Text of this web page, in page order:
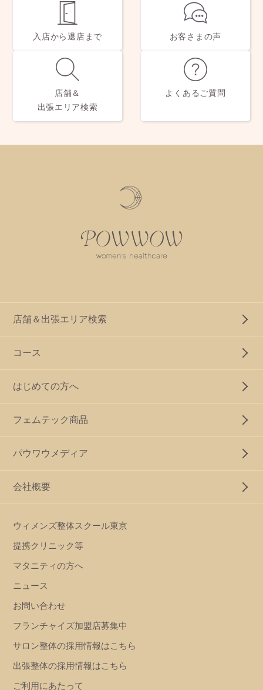
入店から退店まで お客さまの声
店舗＆
出張エリア検索
よくあるご質問
店舗＆出張エリア検索
コース
はじめての方へ
フェムテック商品
パウワウメディア
会社概要
ウィメンズ整体スクール東京
提携クリニック等
マタニティの方へ
ニュース
お問い合わせ
フランチャイズ加盟店募集中
サロン整体の採用情報はこちら
出張整体の採用情報はこちら
ご利用にあたって